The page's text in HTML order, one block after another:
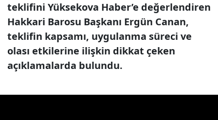
teklifini Yüksekova Haber’e değerlendiren
Hakkari Barosu Başkanı Ergün Canan,
teklifin kapsamı, uygulanma süreci ve
olası etkilerine ilişkin dikkat çeken
açıklamalarda bulundu.